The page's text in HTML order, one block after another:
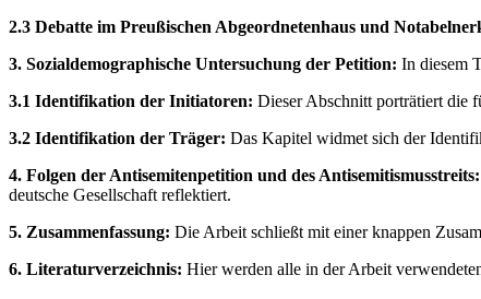
2.3 Debatte im Preußischen Abgeordnetenhaus und
3. Sozialdemographische Untersuchung der Petition: In diesem
3.1 Identifikation der Initiatoren: Dieser Abschnitt porträtiert die
3.2 Identifikation der Träger: Das Kapitel widmet sich der
4. Folgen der Antisemitenpetition und des
deutsche Gesellschaft reflektiert.
5. Zusammenfassung: Die Arbeit schließt mit einer knappen
6. Literaturverzeichnis: Hier werden alle in der Arbeit